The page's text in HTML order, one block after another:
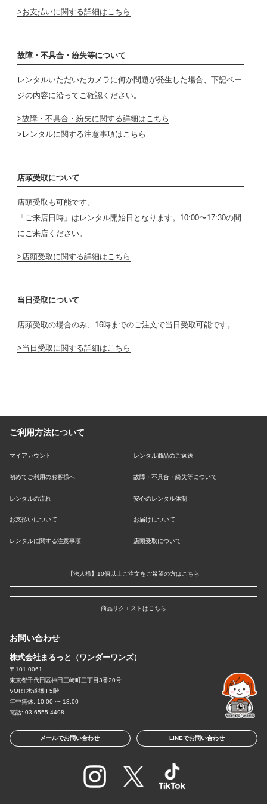
お支払いに関する詳細はこちら
故障・不具合・紛失等について
レンタルいただいたカメラに何か問題が発生した場合、下記ペー
ジの内容に沿ってご確認ください。
故障・不具合・紛失に関する詳細はこちら
レンタルに関する注意事項はこちら
店頭受取について
店頭受取も可能です。
「ご来店日時」はレンタル開始日となります。10:00〜17:30の間
にご来店ください。
店頭受取に関する詳細はこちら
当日受取について
店頭受取の場合のみ、16時までのご注文で当日受取可能です。
当日受取に関する詳細はこちら
ご利用方法について
マイアカウント レンタル商品のご返送
初めてご利用のお客様へ 故障・不具合・紛失等について
レンタルの流れ 安心のレンタル体制
お支払いについて お届けについて
レンタルに関する注意事項 店頭受取について
【法人様】10個以上ご注文をご希望の方はこちら
商品リクエストはこちら
お問い合わせ
株式会社まるっと（ワンダーワンズ）
〒101-0061
東京都千代田区神田三崎町三丁目3番20号
VORT水道橋II 5階
年中無休: 10:00 〜 18:00
電話: 03-6555-4498
メールでお問い合わせ LINEでお問い合わせ